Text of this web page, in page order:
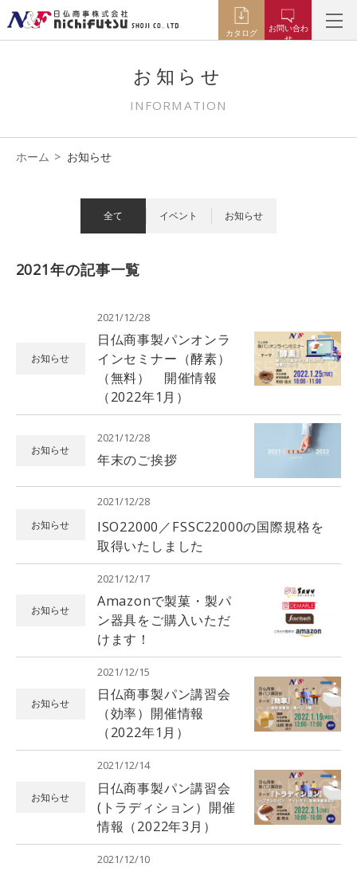
カタログ
お問い合わ
せ
お知らせ
INFORMATION
ホーム お知らせ
全て イベント お知らせ
2021年の記事一覧
お知らせ
2021/12/28
日仏商事製パンオンラ
インセミナー（酵素）
（無料） 開催情報
（2022年1月）
お知らせ
2021/12/28
年末のご挨拶
お知らせ
2021/12/28
ISO22000／FSSC22000の国際規格を
取得いたしました
お知らせ
2021/12/17
Amazonで製菓・製パ
ン器具をご購入いただ
けます！
お知らせ
2021/12/15
日仏商事製パン講習会
（効率）開催情報
（2022年1月）
お知らせ
2021/12/14
日仏商事製パン講習会
(トラディション）開催
情報（2022年3月）
2021/12/10